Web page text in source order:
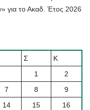
για το Ακαδ. Έτος 2026
Σ
Κ
1
2
7 8
9
14 15
16